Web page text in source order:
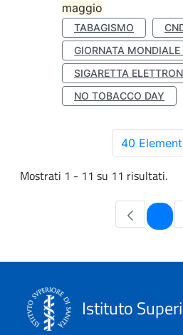
maggio
TABAGISMO
GIORNATA
SIGARETTA
NO TOBACCO DAY
40
Mostrati 1 - 11 su 11 risultati.
Istituto